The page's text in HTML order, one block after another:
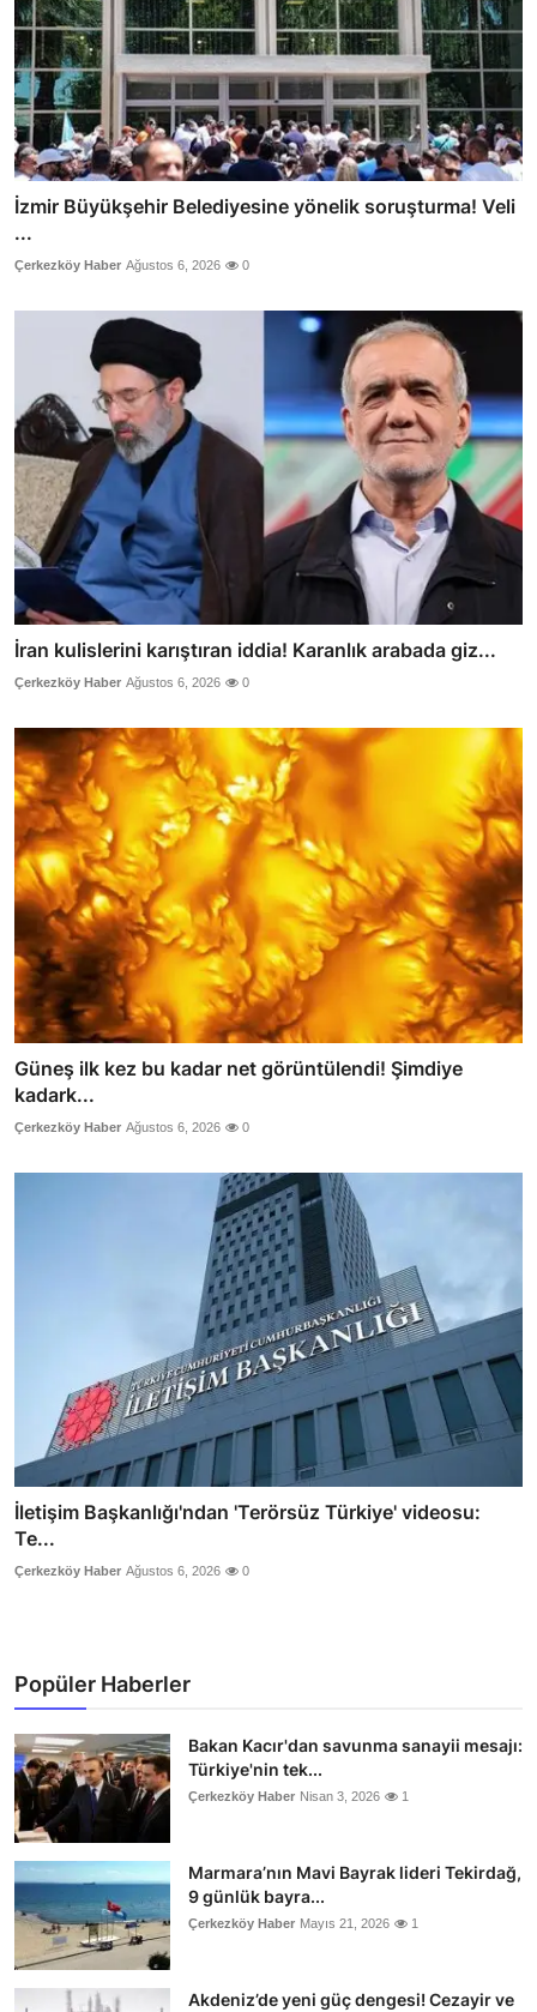
İzmir Büyükşehir Belediyesine yönelik soruşturma! Veli
...
Çerkezköy Haber Ağustos 6, 2026 0
İran kulislerini karıştıran iddia! Karanlık arabada giz...
Çerkezköy Haber Ağustos 6, 2026 0
Güneş ilk kez bu kadar net görüntülendi! Şimdiye
kadark...
Çerkezköy Haber Ağustos 6, 2026 0
İletişim Başkanlığı'ndan 'Terörsüz Türkiye' videosu:
Te...
Çerkezköy Haber Ağustos 6, 2026 0
Popüler Haberler
Bakan Kacır'dan savunma sanayii mesajı:
Türkiye'nin tek...
Çerkezköy Haber Nisan 3, 2026 1
Marmara’nın Mavi Bayrak lideri Tekirdağ,
9 günlük bayra...
Çerkezköy Haber Mayıs 21, 2026 1
Akdeniz’de yeni güç dengesi! Cezayir ve